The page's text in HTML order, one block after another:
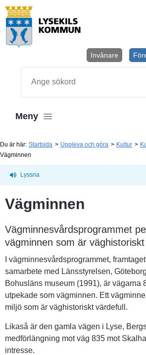
Invånare
Meny
Du är här: Startsida Uppleva och göra Kultur
Vägminnen
Lyssna
Vägminnen
Vägminnesvårdsprogrammet
vägminnen som är
I vägminnesvårdsprogrammet,
samarbete med Länsstyrelsen,
Bohusläns museum (1991), är vägarna
utpekade som vägminnen. Ett
miljö som är väghistoriskt värdefull.
Likaså är den gamla vägen i Lyse,
medförlängning mot väg 835 mot
intresse.